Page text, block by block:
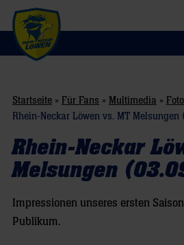
Startseite » Für Fans » Multimedia »
Rhein-Neckar Löwen vs. MT Melsungen
Rhein-Neckar
Melsungen
Impressionen unseres ersten
Publikum.